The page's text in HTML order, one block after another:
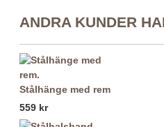
ANDRA KUNDER
Stålhänge med rem
559 kr